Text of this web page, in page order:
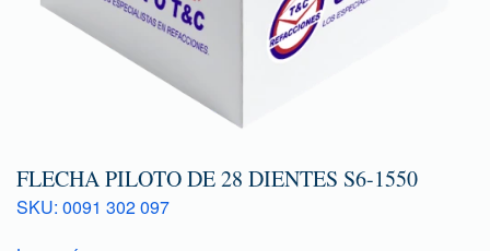
FLECHA PILOTO DE 28 DIENTES S6-1550
SKU: 0091 302 097